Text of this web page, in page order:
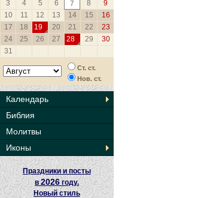
3
4 5 6 7 8
9
10
11 12 13 14 15
16
17
18 19 20 21 22
23
24
25 26 27 28 29
30
31
Ст. ст.
Нов. ст.
Календарь
Библия
Молитвы
Иконы
Праздники и посты
в2026 году.
Новый стиль